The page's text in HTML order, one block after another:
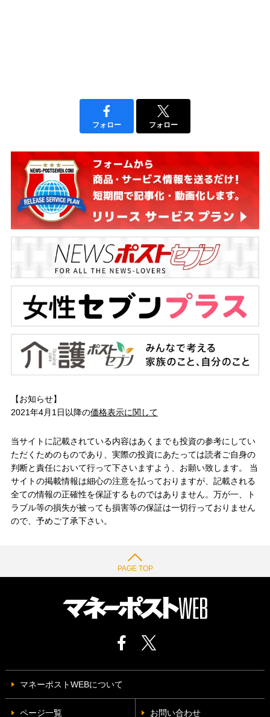
フォロー フォロー
【お知らせ】
2021年4月1日以降の価格表示に関して
当サイトに記載されている内容はあくまでも投資の参考にしてい
ただくためのものであり、実際の投資にあたっては読者ご自身の
判断と責任において行って下さいますよう、お願い致します。 当
サイトの掲載情報は細心の注意を払っておりますが、記載される
全ての情報の正確性を保証するものではありません。万が一、ト
ラブル等の損失が被っても損害等の保証は一切行っておりません
ので、予めご了承下さい。
PAGE TOP
マネーポストWEBについて
ページ一覧 お問い合わせ